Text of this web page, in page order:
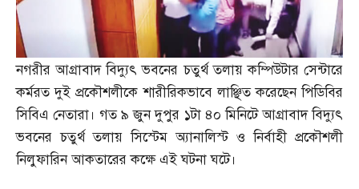
নগরীর আগ্রাবাদ বিদ্যুৎ ভবনের চতুর্থ তলায় কম্পিউটার সেন্টারে
কর্মরত দুই প্রকৌশলীকে শারীরিকভাবে লাঞ্ছিত করেছেন পিডিবির
সিবিএ নেতারা। গত ৯ জুন দুপুর ১টা ৪০ মিনিটে আগ্রাবাদ বিদ্যুৎ
ভবনের চতুর্থ তলায় সিস্টেম অ্যানালিস্ট ও নির্বাহী প্রকৌশলী
নিলুফারিন আকতারের কক্ষে এই ঘটনা ঘটে।